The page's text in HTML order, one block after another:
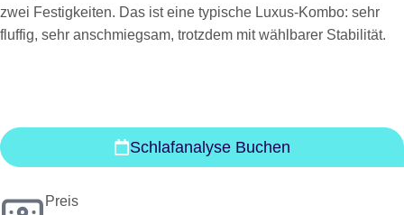
zwei Festigkeiten. Das ist eine typische Luxus-Kombo: sehr
fluffig, sehr anschmiegsam, trotzdem mit wählbarer Stabilität.
Schlafanalyse Buchen
Preis